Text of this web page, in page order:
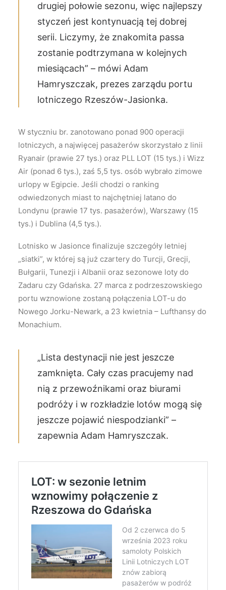
drugiej połowie sezonu, więc najlepszy
styczeń jest kontynuacją tej dobrej
serii. Liczymy, że znakomita passa
zostanie podtrzymana w kolejnych
miesiącach” – mówi Adam
Hamryszczak, prezes zarządu portu
lotniczego Rzeszów-Jasionka.
W styczniu br. zanotowano ponad 900 operacji
lotniczych, a najwięcej pasażerów skorzystało z linii
Ryanair (prawie 27 tys.) oraz PLL LOT (15 tys.) i Wizz
Air (ponad 6 tys.), zaś 5,5 tys. osób wybrało zimowe
urlopy w Egipcie. Jeśli chodzi o ranking
odwiedzonych miast to najchętniej latano do
Londynu (prawie 17 tys. pasażerów), Warszawy (15
tys.) i Dublina (4,5 tys.).
Lotnisko w Jasionce finalizuje szczegóły letniej
„siatki”, w której są już czartery do Turcji, Grecji,
Bułgarii, Tunezji i Albanii oraz sezonowe loty do
Zadaru czy Gdańska. 27 marca z podrzeszowskiego
portu wznowione zostaną połączenia LOT-u do
Nowego Jorku-Newark, a 23 kwietnia – Lufthansy do
Monachium.
„Lista destynacji nie jest jeszcze
zamknięta. Cały czas pracujemy nad
nią z przewoźnikami oraz biurami
podróży i w rozkładzie lotów mogą się
jeszcze pojawić niespodzianki” –
zapewnia Adam Hamryszczak.